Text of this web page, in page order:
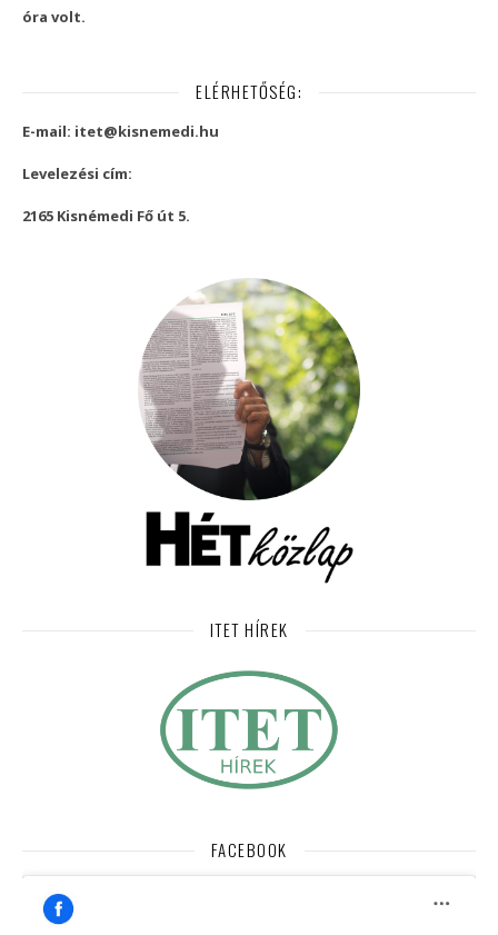
óra volt.
ELÉRHETŐSÉG:
E-mail: itet@kisnemedi.hu
Levelezési cím:
2165 Kisnémedi Fő út 5.
ITET HÍREK
FACEBOOK